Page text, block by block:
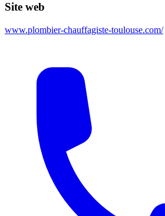
Site web
www.plombier-chauffagiste-toulouse.com/